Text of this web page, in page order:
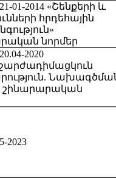
01-2014 «Շենքերի և
հրդեհային
նորմեր
2020
շինարարական
2023